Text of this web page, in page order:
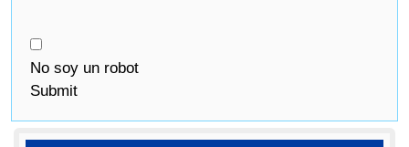
No soy un robot
Submit